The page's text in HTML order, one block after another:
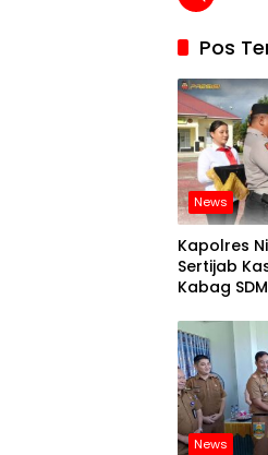
Pos
News
Kapolres
Sertijab
Kabag SDM
News